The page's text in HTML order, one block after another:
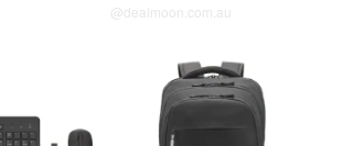
@dealmoon.com.au